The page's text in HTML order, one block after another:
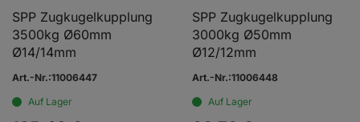
SPP Zugkugelkupplung
3500kg Ø60mm
Ø14/14mm
Art.-Nr.:11006447
Auf Lager
SPP Zugkugelkupplung
3000kg Ø50mm
Ø12/12mm
Art.-Nr.:11006448
Auf Lager